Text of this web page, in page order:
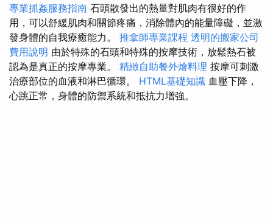
專業抓姦服務指南 石頭散發出的熱量對肌肉有很好的作
用，可以舒緩肌肉和關節疼痛，消除體內的能量障礙，並激
發身體的自我療癒能力。 推拿師專業課程 透明的搬家公司
費用說明 由於特殊的石頭和特殊的按摩技術，放鬆熱石被
認為是真正的按摩專業。 精緻自助餐外燴料理 按摩可刺激
治療部位的血液和淋巴循環。 HTML基礎知識 血壓下降，
心跳正常，身體的防禦系統和抵抗力增強。